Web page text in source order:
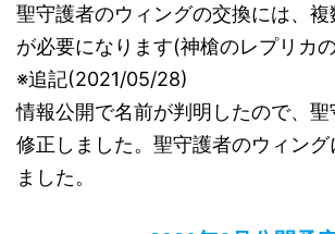
聖守護者のウィングの交換には、
が必要になります(神槍のレプリカ
※追記(2021/05/28)
情報公開で名前が判明したので、聖
修正しました。聖守護者のウィング
ました。